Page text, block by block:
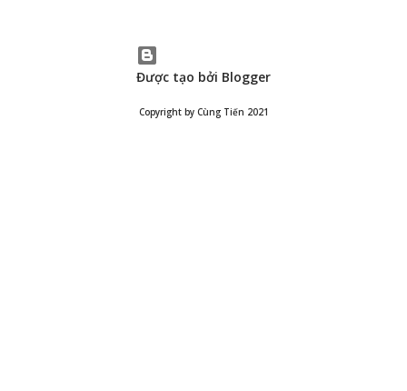
Được tạo bởi Blogger
Copyright by Cùng Tiến 2021